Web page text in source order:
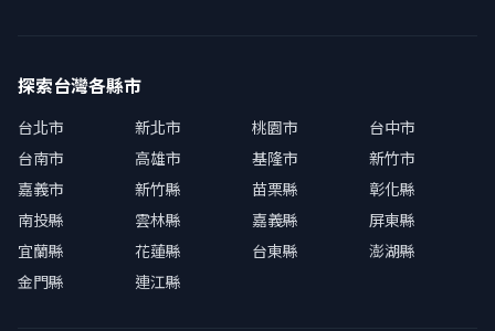
探索台灣各縣市
台北市 新北市 桃園市
台中市
台南市
高雄市 基隆市
新竹市
嘉義市
新竹縣 苗栗縣
彰化縣
南投縣
雲林縣 嘉義縣
屏東縣
宜蘭縣
花蓮縣 台東縣
澎湖縣
金門縣
連江縣